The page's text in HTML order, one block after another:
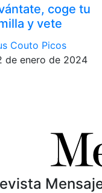
coge tu
y vete
Couto Picos
de enero de 2024